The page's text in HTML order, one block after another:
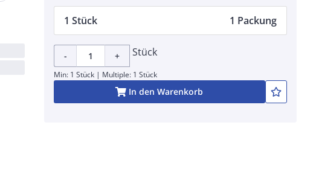
1 Stück 1 Packung
- + Stück
Min: 1 Stück | Multiple: 1 Stück
In den Warenkorb